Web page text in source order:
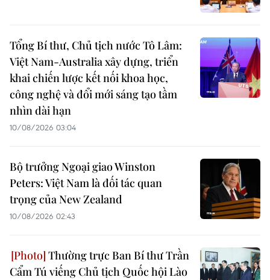
Tổng Bí thư, Chủ tịch nước Tô Lâm:
Việt Nam-Australia xây dựng, triển
khai chiến lược kết nối khoa học,
công nghệ và đổi mới sáng tạo tầm
nhìn dài hạn
10/08/2026 03:04
Bộ trưởng Ngoại giao Winston
Peters: Việt Nam là đối tác quan
trọng của New Zealand
10/08/2026 02:43
Thường trực Ban Bí thư Trần
Cẩm Tú viếng Chủ tịch Quốc hội Lào